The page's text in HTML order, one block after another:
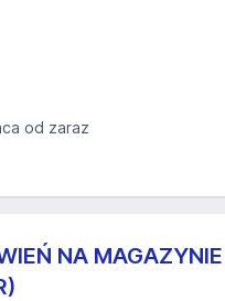
od zaraz
NA MAGAZYNIE